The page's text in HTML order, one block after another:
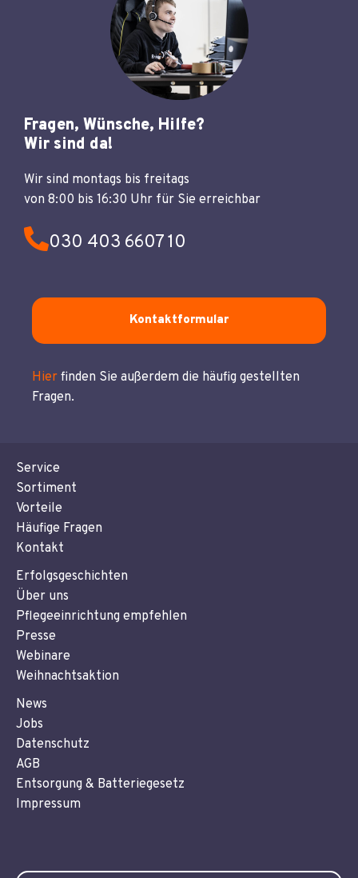
Fragen, Wünsche, Hilfe?
Wir sind da!
Wir sind montags bis freitags
von 8:00 bis 16:30 Uhr für Sie erreichbar
030 403 6607 10
Kontaktformular
Hier finden Sie außerdem die häufig gestellten
Fragen.
Service
Sortiment
Vorteile
Häufige Fragen
Kontakt
Erfolgsgeschichten
Über uns
Pflegeeinrichtung empfehlen
Presse
Webinare
Weihnachtsaktion
News
Jobs
Datenschutz
AGB
Entsorgung & Batteriegesetz
Impressum